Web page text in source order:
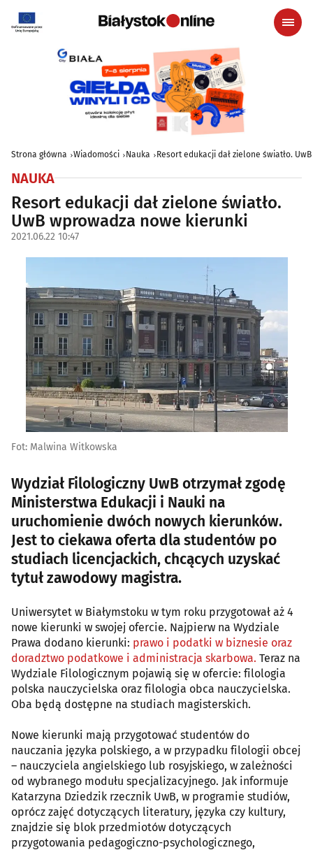
Strona główna Wiadomości Nauka Resort edukacji dał zielone światło.
NAUKA
Resort edukacji dał zielone światło.
UwB wprowadza nowe kierunki
2021.06.22 10:47
Fot: Malwina Witkowska
Wydział Filologiczny UwB otrzymał zgodę
Ministerstwa Edukacji i Nauki na
uruchomienie dwóch nowych kierunków.
Jest to ciekawa oferta dla studentów po
studiach licencjackich, chcących uzyskać
tytuł zawodowy magistra.
Uniwersytet w Białymstoku w tym roku przygotował aż 4
nowe kierunki w swojej ofercie. Najpierw na Wydziale
Prawa dodano kierunki: prawo i podatki w biznesie oraz
doradztwo podatkowe i administracja skarbowa. Teraz na
Wydziale Filologicznym pojawią się w ofercie: filologia
polska nauczycielska oraz filologia obca nauczycielska.
Oba będą dostępne na studiach magisterskich.
Nowe kierunki mają przygotować studentów do
nauczania języka polskiego, a w przypadku filologii obcej
– nauczyciela angielskiego lub rosyjskiego, w zależności
od wybranego modułu specjalizacyjnego. Jak informuje
Katarzyna Dziedzik rzecznik UwB, w programie studiów,
oprócz zajęć dotyczących literatury, języka czy kultury,
znajdzie się blok przedmiotów dotyczących
przygotowania pedagogiczno-psychologicznego,